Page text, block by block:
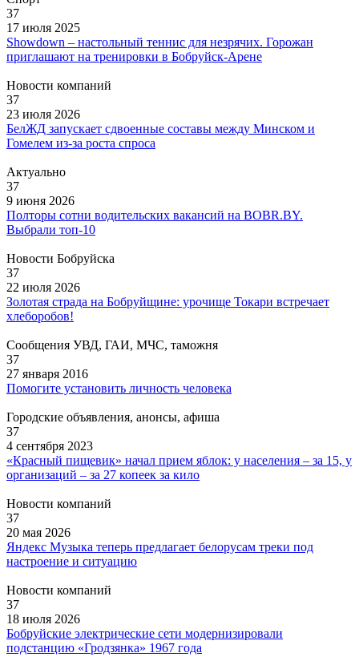
37
17 июля 2025
Showdown – настольный теннис для незрячих. Горожан
приглашают на тренировки в Бобруйск-Арене
Новости компаний
37
23 июля 2026
БелЖД запускает сдвоенные составы между Минском и
Гомелем из-за роста спроса
Актуально
37
9 июня 2026
Полторы сотни водительских вакансий на BOBR.BY.
Выбрали топ-10
Новости Бобруйска
37
22 июля 2026
Золотая страда на Бобруйщине: урочище Токари встречает
хлеборобов!
Сообщения УВД, ГАИ, МЧС, таможня
37
27 января 2016
Помогите установить личность человека
Городские объявления, анонсы, афиша
37
4 сентября 2023
«Красный пищевик» начал прием яблок: у населения – за 15, у
организаций – за 27 копеек за кило
Новости компаний
37
20 мая 2026
Яндекс Музыка теперь предлагает белорусам треки под
настроение и ситуацию
Новости компаний
37
18 июля 2026
Бобруйские электрические сети модернизировали
подстанцию «Гродзянка» 1967 года